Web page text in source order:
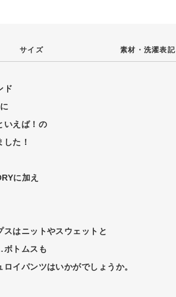
サイズ 素材・ 洗濯表記
ド
いえば！の
た！
に加え
はニットやスウェットと
ボトムスも
イパンツはいかがでしょうか。